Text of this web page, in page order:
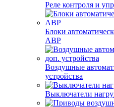
Реле контроля и
Блоки
АВР
Воздушные
устройства
Выключатели